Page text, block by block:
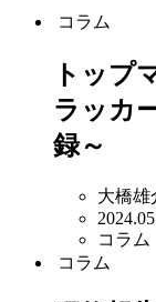
コラム
トップ
ラッカ
録～
大橋雄
コラム
コラム